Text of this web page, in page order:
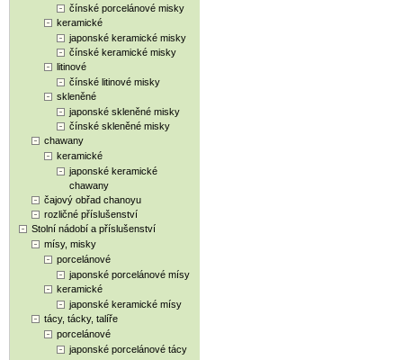
čínské porcelánové misky
keramické
japonské keramické misky
čínské keramické misky
litinové
čínské litinové misky
skleněné
japonské skleněné misky
čínské skleněné misky
chawany
keramické
japonské keramické
chawany
čajový obřad chanoyu
rozličné příslušenství
Stolní nádobí a příslušenství
mísy, misky
porcelánové
japonské porcelánové mísy
keramické
japonské keramické mísy
tácy, tácky, talíře
porcelánové
japonské porcelánové tácy